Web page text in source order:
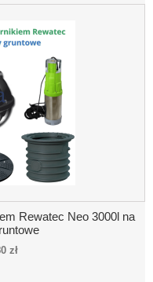
Rewatec Neo 3000l na
zł